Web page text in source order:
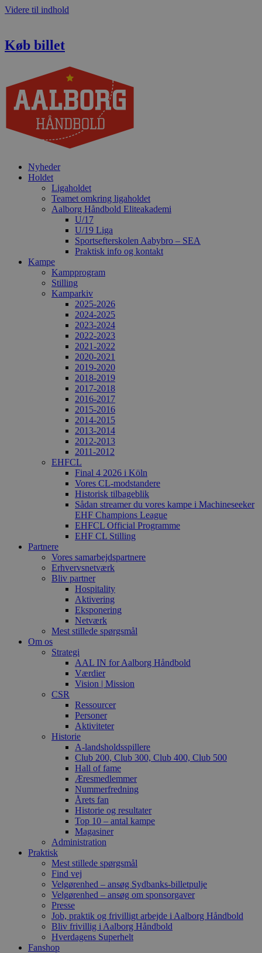
Videre til indhold
Køb billet
Nyheder
Holdet
Ligaholdet
Teamet omkring ligaholdet
Aalborg Håndbold Eliteakademi
U/17
U/19 Liga
Sportsefterskolen Aabybro – SEA
Praktisk info og kontakt
Kampe
Kampprogram
Stilling
Kamparkiv
2025-2026
2024-2025
2023-2024
2022-2023
2021-2022
2020-2021
2019-2020
2018-2019
2017-2018
2016-2017
2015-2016
2014-2015
2013-2014
2012-2013
2011-2012
EHFCL
Final 4 2026 i Köln
Vores CL-modstandere
Historisk tilbageblik
Sådan streamer du vores kampe i Machineseeker
EHF Champions League
EHFCL Official Programme
EHF CL Stilling
Partnere
Vores samarbejdspartnere
Erhvervsnetværk
Bliv partner
Hospitality
Aktivering
Eksponering
Netværk
Mest stillede spørgsmål
Om os
Strategi
AAL IN for Aalborg Håndbold
Værdier
Vision | Mission
CSR
Ressourcer
Personer
Aktiviteter
Historie
A-landsholdsspillere
Club 200, Club 300, Club 400, Club 500
Hall of fame
Æresmedlemmer
Nummerfredning
Årets fan
Historie og resultater
Top 10 – antal kampe
Magasiner
Administration
Praktisk
Mest stillede spørgsmål
Find vej
Velgørenhed – ansøg Sydbanks-billetpulje
Velgørenhed – ansøg om sponsorgaver
Presse
Job, praktik og frivilligt arbejde i Aalborg Håndbold
Bliv frivillig i Aalborg Håndbold
Hverdagens Superhelt
Fanshop